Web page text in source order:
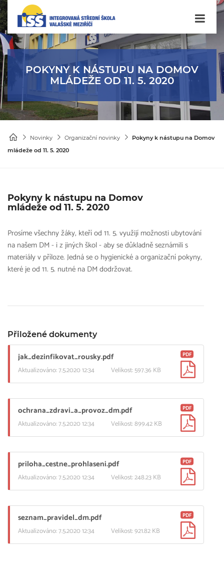
POKYNY K NÁSTUPU NA DOMOV
MLÁDEŽE OD 11. 5. 2020
Novinky Organizační novinky
Pokyny k nástupu na Domov
mládeže od 11. 5. 2020
Pokyny k nástupu na Domov
mládeže od 11. 5. 2020
Prosíme všechny žáky, kteří od 11. 5. využijí možnosti ubytování
na našem DM - i z jiných škol - aby se důkladně seznámili s
materiály v příloze. Jedná se o hygienické a organizační pokyny,
které je od 11. 5. nutné na DM dodržovat.
Přiložené dokumenty
jak_dezinfikovat_rousky.pdf
Aktualizováno: 7.5.2020 12:34 Velikost: 597.36 KB
PDF
ochrana_zdravi_a_provoz_dm.pdf
Aktualizováno: 7.5.2020 12:34 Velikost: 899.42 KB
PDF
priloha_cestne_prohlaseni.pdf
Aktualizováno: 7.5.2020 12:34 Velikost: 248.23 KB
PDF
seznam_pravidel_dm.pdf
Aktualizováno: 7.5.2020 12:34 Velikost: 921.82 KB
PDF